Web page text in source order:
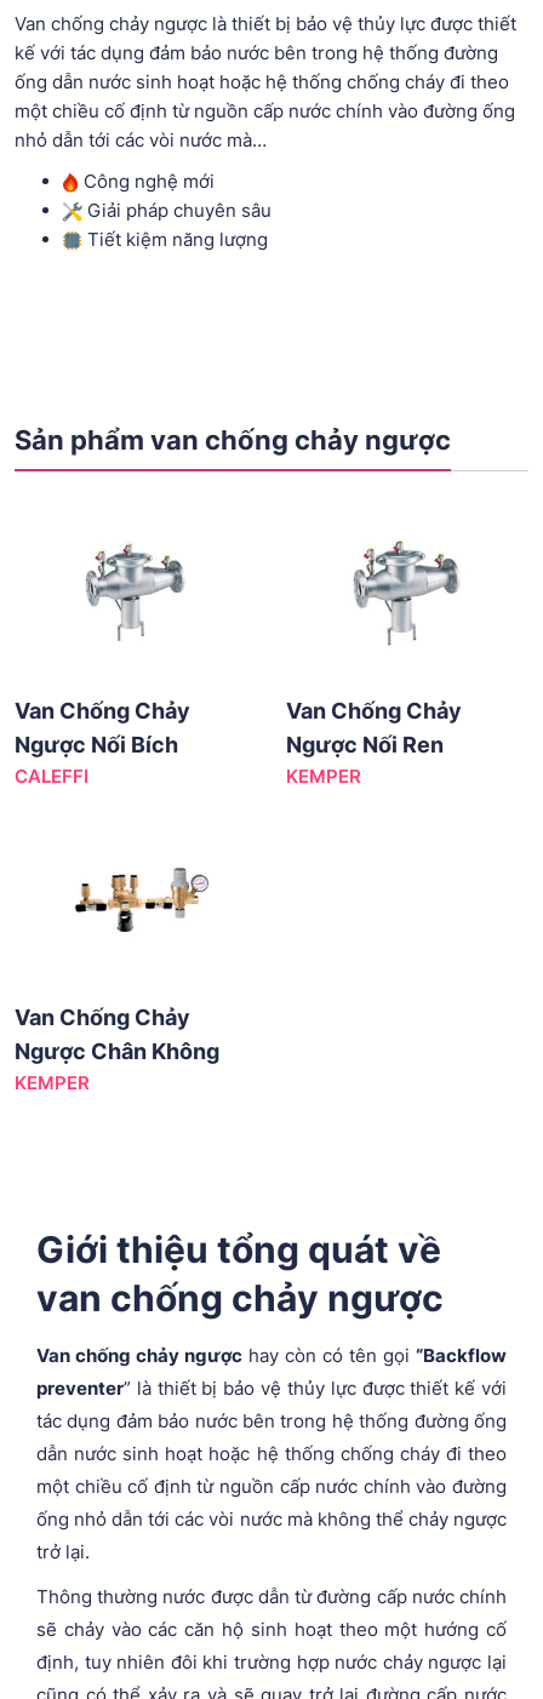
Van chống chảy ngược là thiết bị bảo vệ thủy lực được thiết
kế với tác dụng đảm bảo nước bên trong hệ thống đường
ống dẫn nước sinh hoạt hoặc hệ thống chống cháy đi theo
một chiều cố định từ nguồn cấp nước chính vào đường ống
nhỏ dẫn tới các vòi nước mà…
Công nghệ mới
Giải pháp chuyên sâu
Tiết kiệm năng lượng
Sản phẩm van chống chảy ngược
Van Chống Chảy
Ngược Nối Bích
CALEFFI
Van Chống Chảy
Ngược Nối Ren
KEMPER
Van Chống Chảy
Ngược Chân Không
KEMPER
Giới thiệu tổng quát về
van chống chảy ngược
Van chống chảy ngược hay còn có tên gọi “Backflow
preventer” là thiết bị bảo vệ thủy lực được thiết kế với
tác dụng đảm bảo nước bên trong hệ thống đường ống
dẫn nước sinh hoạt hoặc hệ thống chống cháy đi theo
một chiều cố định từ nguồn cấp nước chính vào đường
ống nhỏ dẫn tới các vòi nước mà không thể chảy ngược
trở lại.
Thông thường nước được dẫn từ đường cấp nước chính
sẽ chảy vào các căn hộ sinh hoạt theo một hướng cố
định, tuy nhiên đôi khi trường hợp nước chảy ngược lại